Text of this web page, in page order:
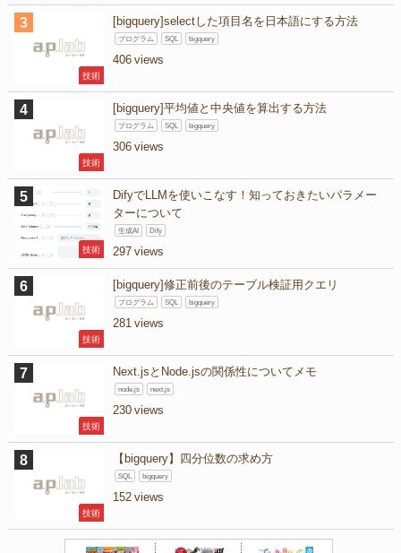
技術
[bigquery]selectした項目名を日本語にする方法
プログラム SQL bigquery
406
技術
[bigquery]平均値と中央値を算出する方法
プログラム SQL bigquery
306
技術
DifyでLLMを使いこなす！知っておきたいパラメー
ターについて
生成AI Dify
297
技術
[bigquery]修正前後のテーブル検証用クエリ
プログラム SQL bigquery
281
技術
Next.jsとNode.jsの関係性についてメモ
node.js next.js
230
技術
【bigquery】四分位数の求め方
SQL bigquery
152